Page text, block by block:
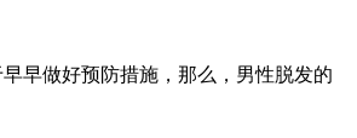
早做好预防措施，那么，男性脱发的